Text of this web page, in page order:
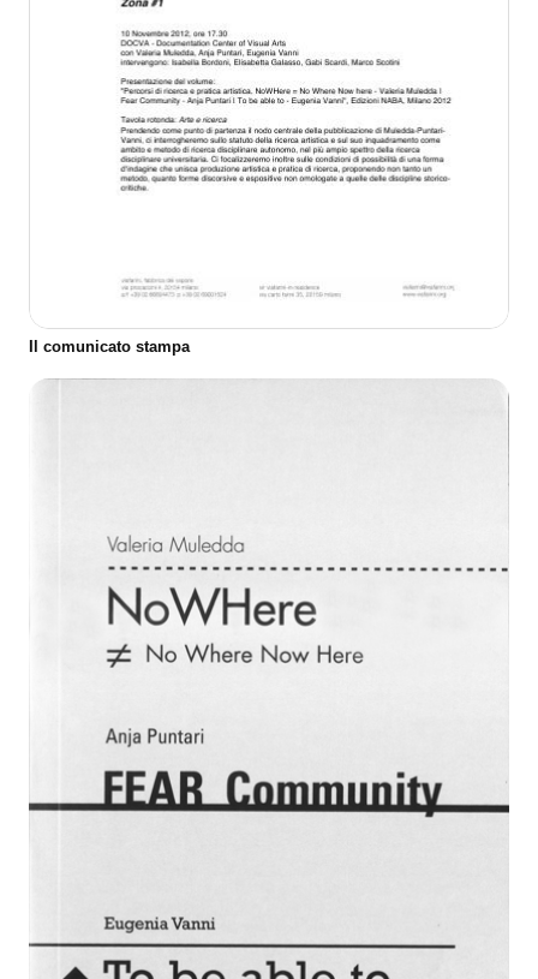
Il comunicato stampa